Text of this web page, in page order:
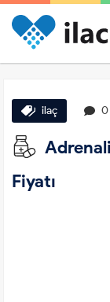
ilaç 0
Fiyatı